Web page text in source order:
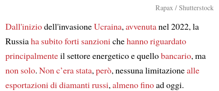
Rapax / Shutterstock
Dall'iniziodell'invasioneUcraina, avvenutanel 2022, la
Russiaha subitoforti sanzioni chehanno riguardato
principalmenteil settore energetico e quellobancario, ma
non solo. Non c’era stata, però, nessuna limitazionealle
esportazioni di diamanti russi, almeno finoad oggi.